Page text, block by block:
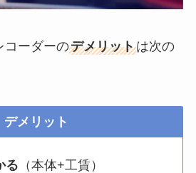
コーダーのデメリットは次の
デメリット
る （本体+工賃）